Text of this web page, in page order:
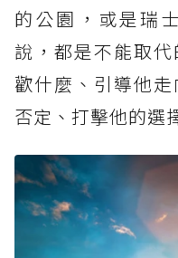
的公園，或是瑞
說，都是不能取
歡什麼、引導他
否定、打擊他的選